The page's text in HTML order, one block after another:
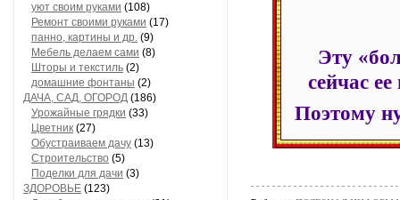
уют своим руками (108)
Ремонт своими руками (17)
панно, картины и др. (9)
Мебель делаем сами (8)
Шторы и текстиль (2)
домашние фонтаны (2)
ДАЧА, САД, ОГОРОД (186)
Урожайные грядки (33)
Цветник (27)
Обустраиваем дачу (13)
Строительство (5)
Поделки для дачи (3)
ЗДОРОВЬЕ (123)
Эту
сейчас
Поэтому